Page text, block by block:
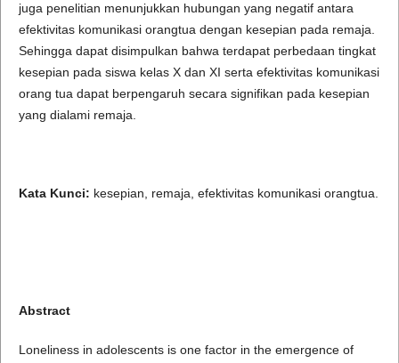
juga penelitian menunjukkan hubungan yang negatif antara
efektivitas komunikasi orangtua dengan kesepian pada remaja.
Sehingga dapat disimpulkan bahwa terdapat perbedaan tingkat
kesepian pada siswa kelas X dan XI serta efektivitas komunikasi
orang tua dapat berpengaruh secara signifikan pada kesepian
yang dialami remaja.
Kata Kunci: kesepian, remaja, efektivitas komunikasi orangtua.
Abstract
Loneliness in adolescents is one factor in the emergence of